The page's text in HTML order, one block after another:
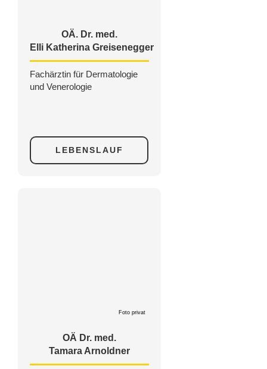
OÄ. Dr. med.
Elli Katherina Greisenegger
Fachärztin für Dermatologie
und Venerologie
LEBENSLAUF
Foto privat
OÄ Dr. med.
Tamara Arnoldner